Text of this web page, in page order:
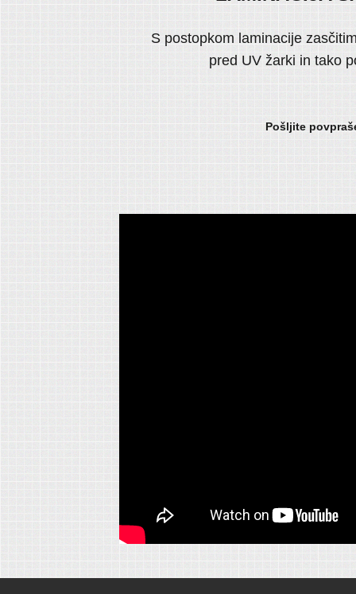
S postopkom laminacije
pred UV žarki in tako
Pošljite